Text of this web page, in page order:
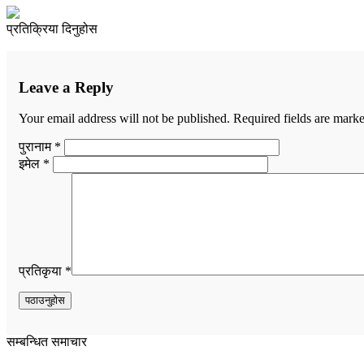
प्रतिक्रिया दिनुहोस
Leave a Reply
Your email address will not be published. Required fields are
पुरानाम *
इमेल *
प्रतिकृया *
सम्बन्धित समाचार